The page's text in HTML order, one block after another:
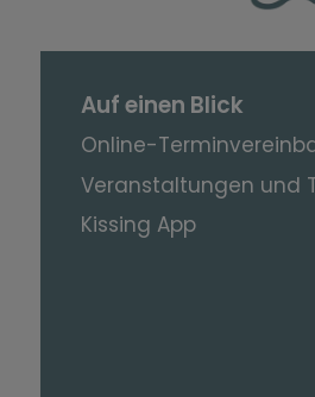
Auf einen Blick
Online-
Veranstaltungen und
Kissing App